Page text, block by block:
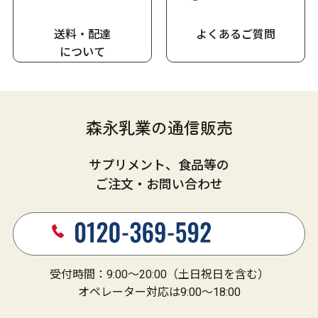
送料・配達
について
よくあるご質問
森永乳業の通信販売
サプリメント、食品等の
ご注文・お問い合わせ
受付時間：9:00～20:00（土日祝日を含む）
オペレーター対応は9:00～18:00